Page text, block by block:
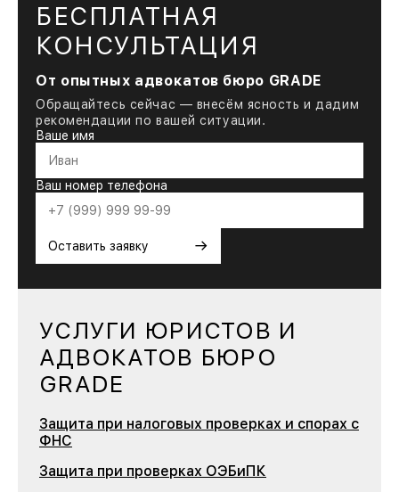
БЕСПЛАТНАЯ
КОНСУЛЬТАЦИЯ
От опытных адвокатов бюро GRADE
Обращайтесь сейчас — внесём ясность и дадим
рекомендации по вашей ситуации.
Ваше имя
Ваш номер телефона
Оставить заявку →
УСЛУГИ ЮРИСТОВ И
АДВОКАТОВ БЮРО
GRADE
Защита при налоговых проверках и спорах с
ФНС
Защита при проверках ОЭБиПК